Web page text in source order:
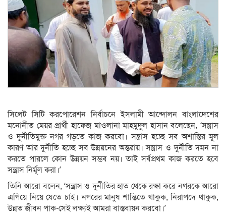
সিলেট সিটি করপোরেশন নির্বাচনে ইসলামী আন্দোলন বাংলাদেশের
মনোনীত মেয়র প্রার্থী হাফেজ মাওলানা মাহমুদুল হাসান বলেছেন, ‘সন্ত্রাস
ও দুর্নীতিমুক্ত নগর গড়তে কাজ করবো। সন্ত্রাস হচ্ছে সব অশান্তির মূল
কারণ আর দুর্নীতি হচ্ছে সব উন্নয়নের অন্তরায়। সন্ত্রাস ও দুর্নীতি দমন না
করতে পারলে কোন উন্নয়ন সম্ভব নয়। তাই সর্বপ্রথম কাজ করতে হবে
সন্ত্রাস নির্মূল করা।’
তিনি আরো বলেন, ‘সন্ত্রাস ও দুর্নীতির হাত থেকে রক্ষা করে নগরকে আরো
এগিয়ে নিয়ে যেতে চাই। নগরের মানুষ শান্তিতে থাকুক, নিরাপদে থাকুক,
উন্নত জীবন পাক-সেই লক্ষ্যই আমরা বাস্তবায়ন করবো।’